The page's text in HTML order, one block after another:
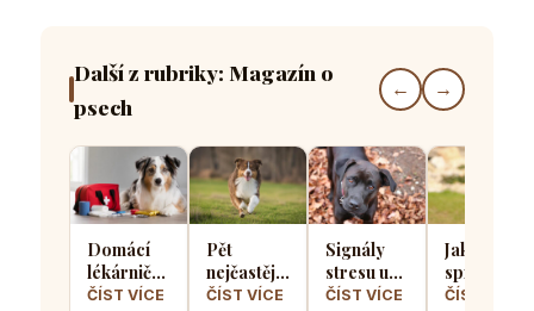
Další z rubriky: Magazín o
psech
← →
Domácí
lékárnička
pro psa
ČÍST VÍCE
Pět
nejčastějších
chyb při
ČÍST VÍCE
Signály
stresu u
psů: Jak
ČÍST VÍCE
Jak
správně
ČÍST VÍCE